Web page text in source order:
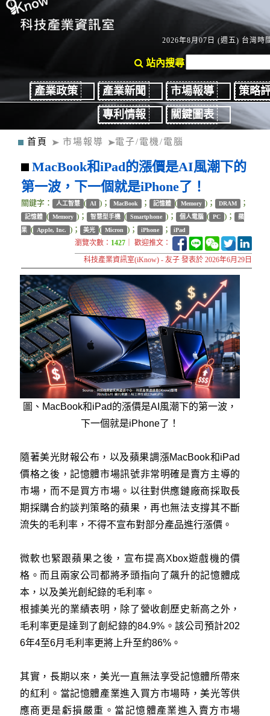
2026年8月07日 (週五) 台灣時
站內搜尋
產業政策 產業新聞 市場報導
策略
專利情報
關鍵圖表
首頁 市場報導 電子/電機/電腦
MacBook和iPad的漲價是AI風潮下的
第一波，下一個就是iPhone了！
關鍵字： 人工智慧 ( AI )； MacBook ； 記憶體 ( Memory )； DRAM ；
記憶體 ( Memory )； 智慧型手機 ( Smartphone )； 個人電腦 ( PC )； 蘋
果 ( Apple, Inc. )； 美光 ( Micron )； iPhone ； iPad
瀏覽次數： 1427 ｜ 歡迎推文：
科技產業資訊室(iKnow) - 友子 發表於 2026年6月29日
圖、MacBook和iPad的漲價是AI風潮下的第一波，
下一個就是iPhone了！
隨著美光財報公布，以及蘋果調漲MacBook和iPad
價格之後，記憶體市場訊號非常明確是賣方主導的
市場，而不是買方市場。以往對供應鏈廠商採取長
期採購合約談判策略的蘋果，再也無法支撐其不斷
流失的毛利率，不得不宣布對部分產品進行漲價。
微軟也緊跟蘋果之後，宣布提高Xbox遊戲機的價
格。而且兩家公司都將矛頭指向了飆升的記憶體成
本，以及美光創紀錄的毛利率。
根據美光的業績表明，除了營收創歷史新高之外，
毛利率更是達到了創紀錄的84.9%。該公司預計202
6年4至6月毛利率更將上升至約86%。
其實，長期以來，美光一直無法享受記憶體所帶來
的紅利。當記憶體產業進入買方市場時，美光等供
應商更是虧損嚴重。當記憶體產業進入賣方市場